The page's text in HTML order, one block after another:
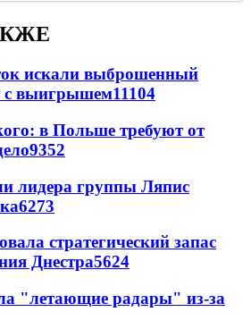
искали выброшенный
с выигрышем11104
в Польше требуют от
9352
лидера группы Ляпис
6273
стратегический запас
Днестра5624
"летающие радары" из-за